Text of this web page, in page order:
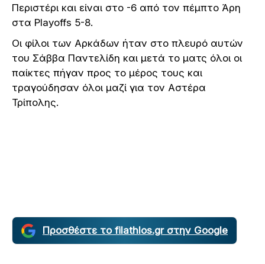
Περιστέρι και είναι στο -6 από τον πέμπτο Άρη
στα Playoffs 5-8.
Οι φίλοι των Αρκάδων ήταν στο πλευρό αυτών
του Σάββα Παντελίδη και μετά το ματς όλοι οι
παίκτες πήγαν προς το μέρος τους και
τραγούδησαν όλοι μαζί για τον Αστέρα
Τρίπολης.
Προσθέστε το filathlos.gr στην Google